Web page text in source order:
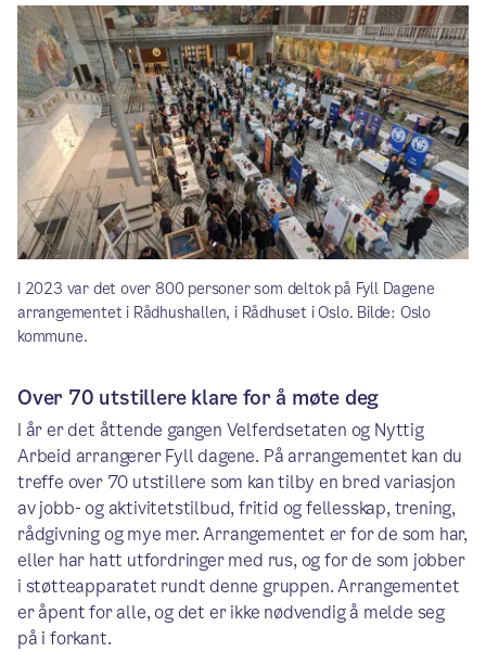
I 2023 var det over 800 personer som deltok på Fyll Dagene
arrangementet i Rådhushallen, i Rådhuset i Oslo. Bilde: Oslo
kommune.
Over 70 utstillere klare for å møte deg
I år er det åttende gangen Velferdsetaten og Nyttig
Arbeid arrangerer Fyll dagene. På arrangementet kan du
treffe over 70 utstillere som kan tilby en bred variasjon
av jobb- og aktivitetstilbud, fritid og fellesskap, trening,
rådgivning og mye mer. Arrangementet er for de som har,
eller har hatt utfordringer med rus, og for de som jobber
i støtteapparatet rundt denne gruppen. Arrangementet
er åpent for alle, og det er ikke nødvendig å melde seg
på i forkant.